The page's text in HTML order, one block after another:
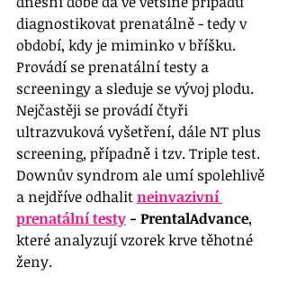
diagnostikovat prenatálně - tedy v
období, kdy je miminko v bříšku.
Provádí se prenatální testy a
screeningy a sleduje se vývoj plodu.
Nejčastěji se provádí čtyři
ultrazvuková vyšetření, dále NT plus
screening, případně i tzv. Triple test.
Downův syndrom ale umí spolehlivě
a nejdříve odhalit neinvazivní
prenatální testy - PrentalAdvance,
které analyzují vzorek krve těhotné
ženy.